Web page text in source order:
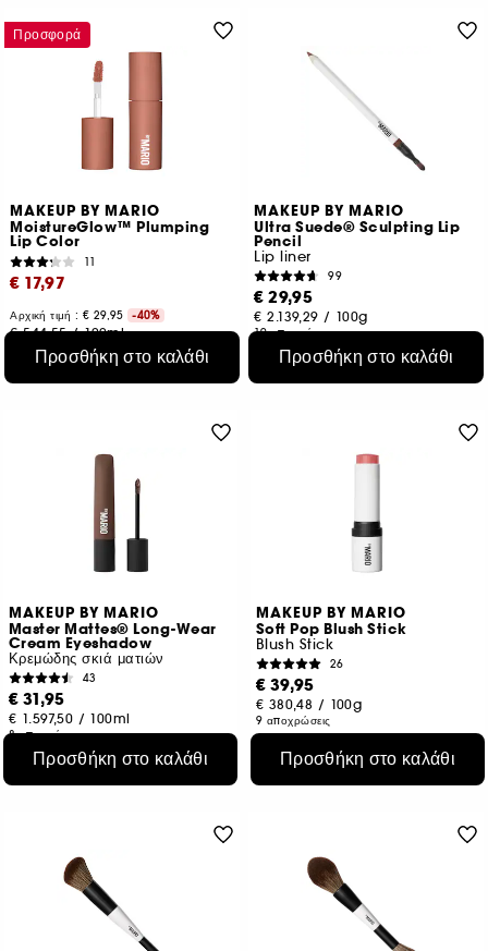
MAKEUP BY MARIO
MoistureGlow™ Plumping
Lip Color
11
€ 17,97
Αρχική τιμή : € 29,95 -40%
€ 544,55 /100ml
12 αποχρώσεις
Προσθήκη στο καλάθι
Προσφορά
MAKEUP BY MARIO
Ultra Suede® Sculpting Lip
Pencil
Lip liner
99
€ 29,95
€ 2.139,29 / 100g
19 αποχρώσεις
Προσθήκη στο καλάθι
MAKEUP BY MARIO
Master Mattes® Long-Wear
Cream Eyeshadow
Κρεμώδης σκιά ματιών
43
€ 31,95
€ 1.597,50 / 100ml
8 αποχρώσεις
Προσθήκη στο καλάθι
MAKEUP BY MARIO
Soft Pop Blush Stick
Blush Stick
26
€ 39,95
€ 380,48 / 100g
9 αποχρώσεις
Προσθήκη στο καλάθι